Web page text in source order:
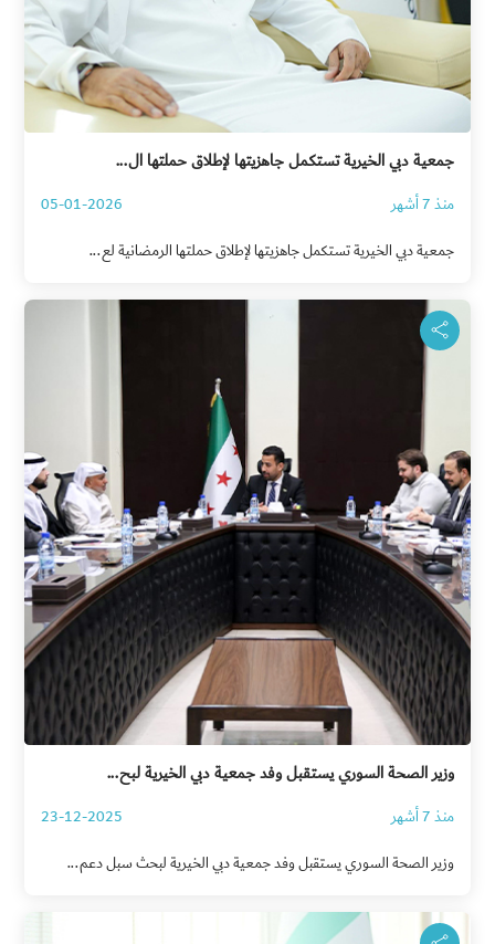
جمعية دبي الخيرية تستكمل جاهزيتها لإطلاق حملتها ال...
منذ 7 أشهر
05-01-2026
جمعية دبي الخيرية تستكمل جاهزيتها لإطلاق حملتها الرمضانية لع...
وزير الصحة السوري يستقبل وفد جمعية دبي الخيرية لبح...
منذ 7 أشهر
23-12-2025
وزير الصحة السوري يستقبل وفد جمعية دبي الخيرية لبحث سبل دعم...